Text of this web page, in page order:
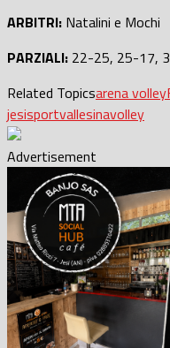
ARBITRI: Natalini e Mochi
PARZIALI: 22-25, 25-17,
Related Topicsarena volley
jesisportvallesinavolley
Advertisement